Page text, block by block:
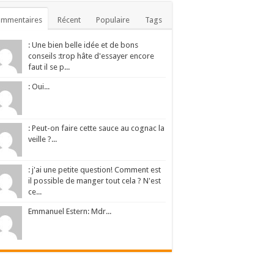
Récent Populaire Tags
: Une bien belle idée et de bons
conseils :trop hâte d'essayer encore
faut il se p...
: Oui...
: Peut-on faire cette sauce au cognac la
veille ?...
: j'ai une petite question! Comment est
il possible de manger tout cela ? N'est
ce...
Emmanuel Estern: Mdr...